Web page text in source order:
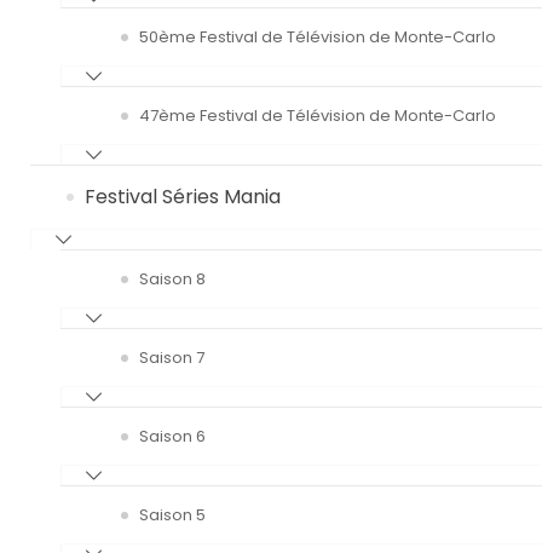
50ème Festival de Télévision de Monte-Carlo
47ème Festival de Télévision de Monte-Carlo
Festival Séries Mania
Saison 8
Saison 7
Saison 6
Saison 5